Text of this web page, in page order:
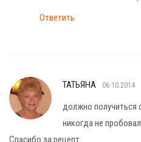
Ответить
ТАТЬЯНА 06.10.2014
должно получиться
никогда не
Спасибо за рецепт.